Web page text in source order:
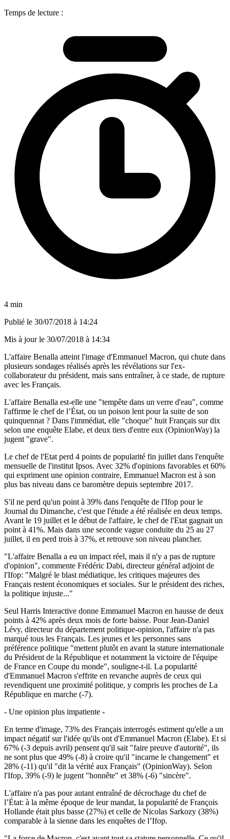
Temps de lecture :
4 min
Publié le 30/07/2018 à 14:24
Mis à jour le 30/07/2018 à 14:34
L'affaire Benalla atteint l'image d'Emmanuel Macron, qui chute dans
plusieurs sondages réalisés après les révélations sur l'ex-
collaborateur du président, mais sans entraîner, à ce stade, de rupture
avec les Français.
L'affaire Benalla est-elle une "tempête dans un verre d'eau", comme
l'affirme le chef de l’État, ou un poison lent pour la suite de son
quinquennat ? Dans l'immédiat, elle "choque" huit Français sur dix
selon une enquête Elabe, et deux tiers d'entre eux (OpinionWay) la
jugent "grave".
Le chef de l'Etat perd 4 points de popularité fin juillet dans l'enquête
mensuelle de l'institut Ipsos. Avec 32% d'opinions favorables et 60%
qui expriment une opinion contraire, Emmanuel Macron est à son
plus bas niveau dans ce baromètre depuis septembre 2017.
S'il ne perd qu'un point à 39% dans l'enquête de l'Ifop pour le
Journal du Dimanche, c'est que l'étude a été réalisée en deux temps.
Avant le 19 juillet et le début de l'affaire, le chef de l'Etat gagnait un
point à 41%. Mais dans une seconde vague conduite du 25 au 27
juillet, il en perd trois à 37%, et retrouve son niveau plancher.
"L'affaire Benalla a eu un impact réel, mais il n'y a pas de rupture
d'opinion", commente Frédéric Dabi, directeur général adjoint de
l'Ifop: "Malgré le blast médiatique, les critiques majeures des
Français restent économiques et sociales. Sur le président des riches,
la politique injuste..."
Seul Harris Interactive donne Emmanuel Macron en hausse de deux
points à 42% après deux mois de forte baisse. Pour Jean-Daniel
Lévy, directeur du département politique-opinion, l'affaire n'a pas
marqué tous les Français. Les jeunes et les personnes sans
préférence politique "mettent plutôt en avant la stature internationale
du Président de la République et notamment la victoire de l'équipe
de France en Coupe du monde", souligne-t-il. La popularité
d'Emmanuel Macron s'effrite en revanche auprès de ceux qui
revendiquent une proximité politique, y compris les proches de La
République en marche (-7).
- Une opinion plus impatiente -
En terme d'image, 73% des Français interrogés estiment qu'elle a un
impact négatif sur l'idée qu'ils ont d'Emmanuel Macron (Elabe). Et si
67% (-3 depuis avril) pensent qu'il sait "faire preuve d'autorité", ils
ne sont plus que 49% (-8) à croire qu'il "incarne le changement" et
28% (-11) qu'il "dit la vérité aux Français" (OpinionWay). Selon
l'Ifop, 39% (-9) le jugent "honnête" et 38% (-6) "sincère".
L'affaire n'a pas pour autant entraîné de décrochage du chef de
l’État: à la même époque de leur mandat, la popularité de François
Hollande était plus basse (27%) et celle de Nicolas Sarkozy (38%)
comparable à la sienne dans les enquêtes de l’Ifop.